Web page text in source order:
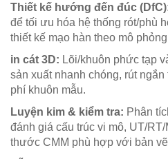
Thiết kế hướng đến đúc
để tối ưu hóa hệ thống rót/phù
thiết kế mạo hàn theo mô
in cát 3D: Lõi/khuôn phức tạp
sản xuất nhanh chóng, rút
phí khuôn mẫu.
Luyện kim & kiểm tra: Phân
đánh giá cấu trúc vi mô, UT/RT/
thước CMM phù hợp với bản vẽ